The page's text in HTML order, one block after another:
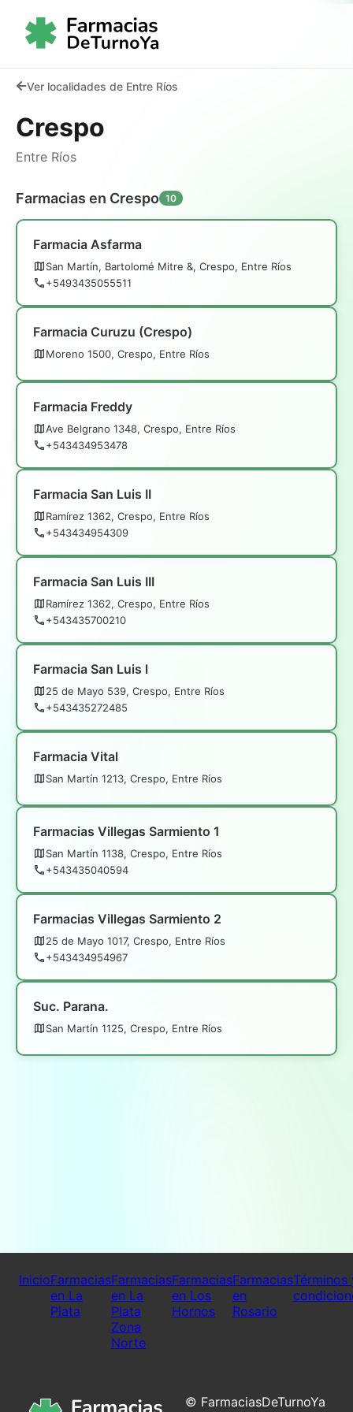
Ver localidades de Entre Ríos
Crespo
Entre Ríos
Farmacias en Crespo 10
Farmacia Asfarma
San Martín, Bartolomé Mitre &, Crespo, Entre Ríos
+5493435055511
Farmacia Curuzu (Crespo)
Moreno 1500, Crespo, Entre Ríos
Farmacia Freddy
Ave Belgrano 1348, Crespo, Entre Ríos
+543434953478
Farmacia San Luis II
Ramírez 1362, Crespo, Entre Ríos
+543434954309
Farmacia San Luis III
Ramírez 1362, Crespo, Entre Ríos
+543435700210
Farmacia San Luis l
25 de Mayo 539, Crespo, Entre Ríos
+543435272485
Farmacia Vital
San Martín 1213, Crespo, Entre Ríos
Farmacias Villegas Sarmiento 1
San Martín 1138, Crespo, Entre Ríos
+543435040594
Farmacias Villegas Sarmiento 2
25 de Mayo 1017, Crespo, Entre Ríos
+543434954967
Suc. Parana.
San Martín 1125, Crespo, Entre Ríos
InicioFarmacias
en La
Plata
Farmacias
en La
Plata
Zona
Norte
Farmacias
en Los
Hornos
Farmacias
en
Rosario
Términos
© FarmaciasDeTurnoYa